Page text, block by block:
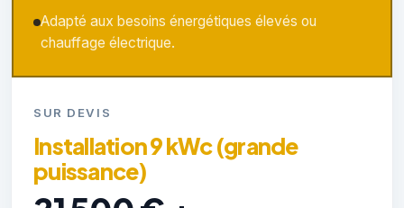
Adapté aux besoins énergétiques élevés ou
chauffage électrique.
SUR DEVIS
Installation 9 kWc (grande
puissance)